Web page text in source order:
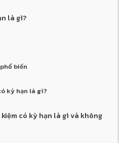
là gì?
biến
kỳ hạn là gì?
có kỳ hạn là gì và không